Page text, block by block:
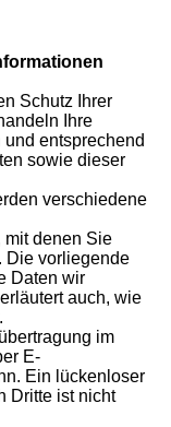
Schutz Ihrer
Ihre
entsprechend
sowie dieser
verschiedene
mit denen Sie
Die vorliegende
Daten wir
auch, wie
im
E-
Ein lückenloser
Dritte ist nicht